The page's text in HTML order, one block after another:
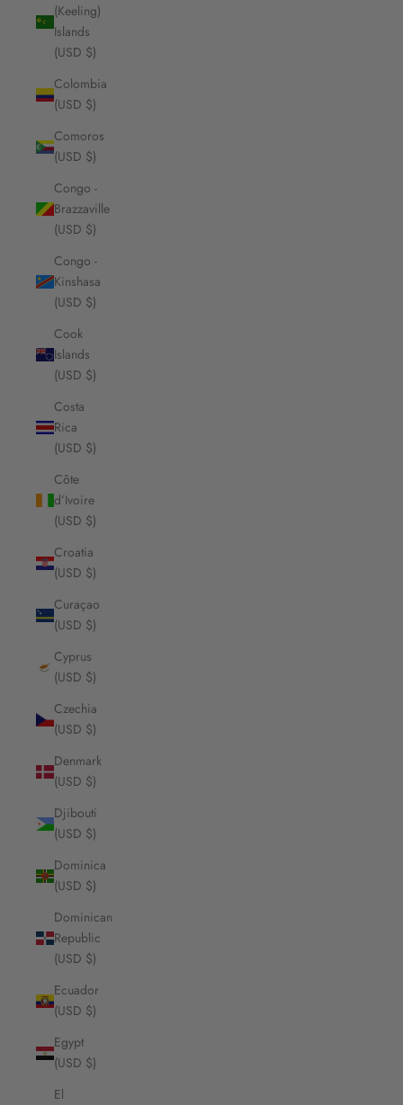
(Keeling)
Islands
(USD $)
Colombia
(USD $)
Comoros
(USD $)
Congo -
Brazzaville
(USD $)
Congo -
Kinshasa
(USD $)
Cook
Islands
(USD $)
Costa
Rica
(USD $)
Côte
d’Ivoire
(USD $)
Croatia
(USD $)
Curaçao
(USD $)
Cyprus
(USD $)
Czechia
(USD $)
Denmark
(USD $)
Djibouti
(USD $)
Dominica
(USD $)
Dominican
Republic
(USD $)
Ecuador
(USD $)
Egypt
(USD $)
El